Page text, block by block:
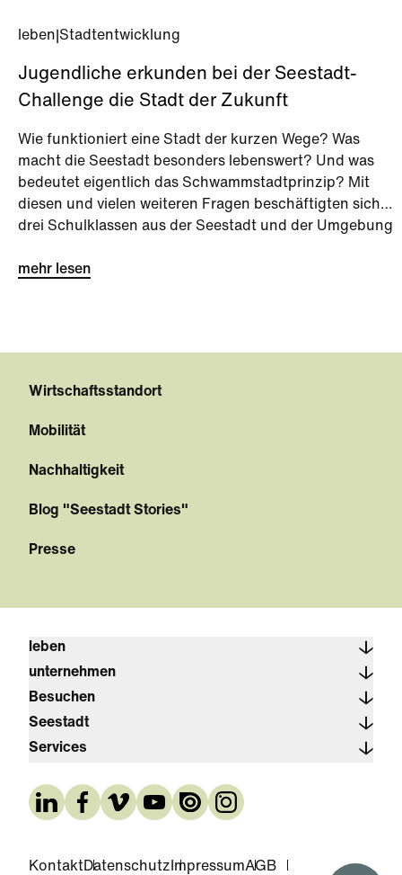
leben Stadtentwicklung
Jugendliche erkunden bei der Seestadt-
Challenge die Stadt der Zukunft
Wie funktioniert eine Stadt der kurzen Wege? Was
macht die Seestadt besonders lebenswert? Und was
bedeutet eigentlich das Schwammstadtprinzip? Mit
diesen und vielen weiteren Fragen beschäftigten sich
drei Schulklassen aus der Seestadt und der Umgebung
mehr lesen
Wirtschaftsstandort
Mobilität
Nachhaltigkeit
Blog "Seestadt Stories"
Presse
leben
unternehmen
Besuchen
Seestadt
Services
KontaktDatenschutz ImpressumAGB